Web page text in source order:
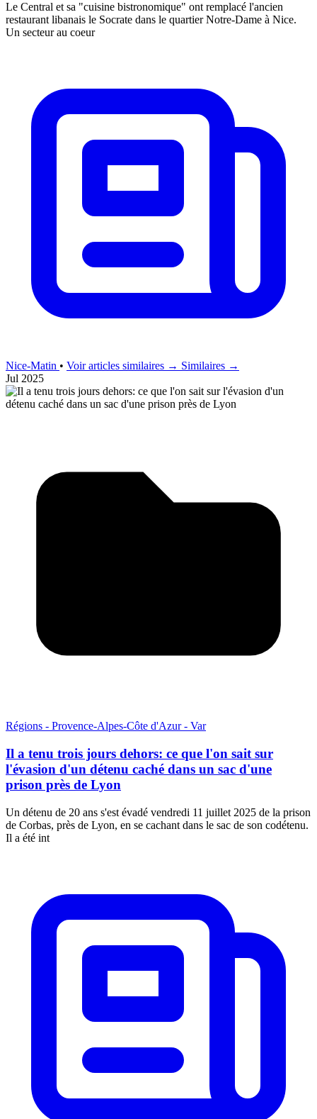
Le Central et sa "cuisine bistronomique" ont remplacé l'ancien
restaurant libanais le Socrate dans le quartier Notre-Dame à Nice.
Un secteur au coeur
Nice-Matin • Voir articles similaires → Similaires →
Jul 2025
Régions - Provence-Alpes-Côte d'Azur - Var
Il a tenu trois jours dehors: ce que l'on sait sur
l'évasion d'un détenu caché dans un sac d'une
prison près de Lyon
Un détenu de 20 ans s'est évadé vendredi 11 juillet 2025 de la prison
de Corbas, près de Lyon, en se cachant dans le sac de son codétenu.
Il a été int